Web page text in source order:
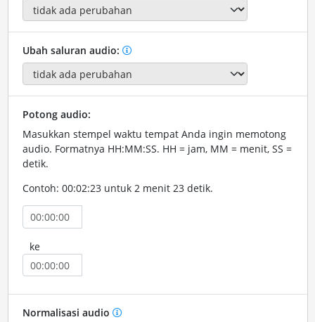
Ubah saluran audio:
Potong audio:
Masukkan stempel waktu tempat Anda ingin memotong
audio. Formatnya HH:MM:SS. HH = jam, MM = menit, SS =
detik.
Contoh: 00:02:23 untuk 2 menit 23 detik.
ke
Normalisasi audio